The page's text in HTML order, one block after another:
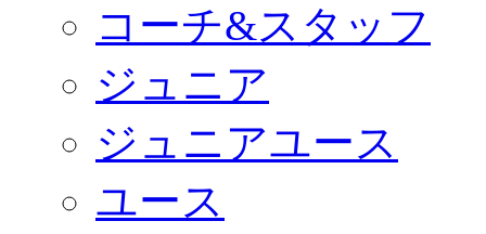
コーチ&スタッフ
ジュニア
ジュニアユース
ユース